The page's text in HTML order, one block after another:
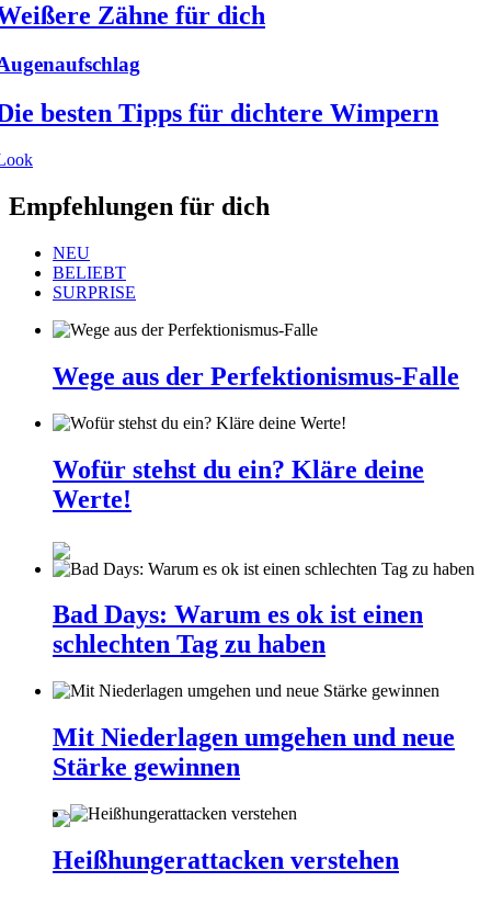
Zähne für dich
besten Tipps für dichtere Wimpern
Empfehlungen für dich
NEU
BELIEBT
SURPRISE
Wege aus der Perfektionismus-Falle
Wofür stehst du ein? Kläre deine
Werte!
Bad Days: Warum es ok ist einen
schlechten Tag zu haben
Mit Niederlagen umgehen und neue
Stärke gewinnen
Heißhungerattacken verstehen